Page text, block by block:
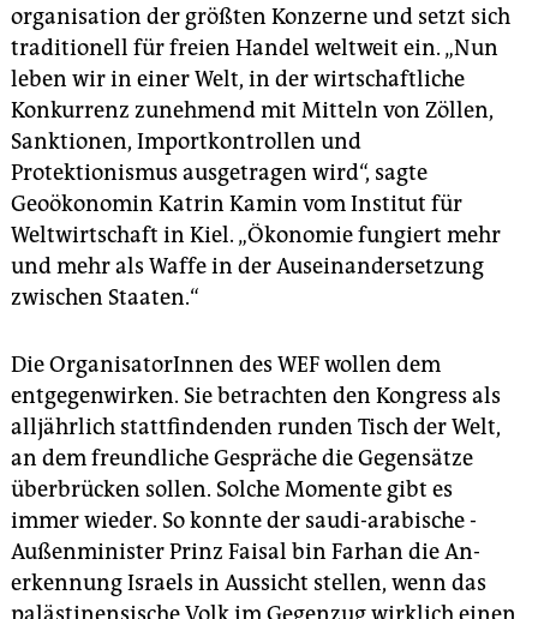
organisation der größten Konzerne und setzt sich
traditionell für freien Handel weltweit ein. „Nun
leben wir in einer Welt, in der wirtschaftliche
Konkurrenz zunehmend mit Mitteln von Zöllen,
Sanktionen, Import­kontrollen und
Protektionismus ausgetragen wird“, sagte
Geoökonomin Katrin Kamin vom Institut für
Weltwirtschaft in Kiel. „Ökonomie fungiert mehr
und mehr als Waffe in der Auseinandersetzung
zwischen Staaten.“
Die OrganisatorInnen des WEF wollen dem
entgegenwirken. Sie betrachten den Kongress als
alljährlich stattfindenden runden Tisch der Welt,
an dem freundliche Gespräche die Gegensätze
überbrücken sollen. Solche Momente gibt es
immer wieder. So konnte der saudi-­arabische ­
Außenminister Prinz Faisal bin Farhan die An­
erkennung ­Israels in Aussicht stellen, wenn das